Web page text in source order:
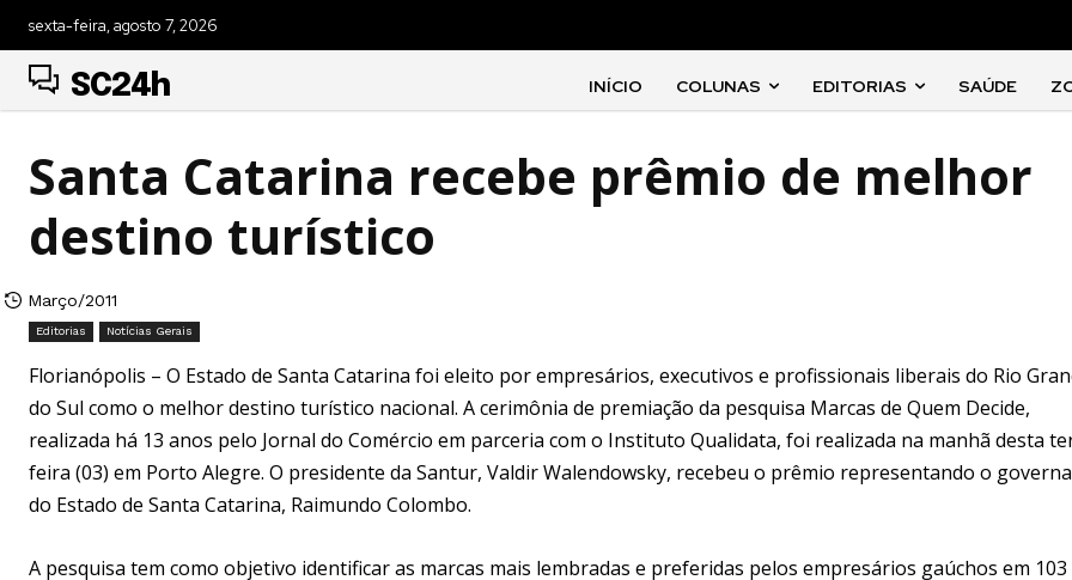
sexta-feira, agosto 7, 2026
SC24h INÍCIO COLUNAS EDITORIAS SAÚDE
Santa Catarina recebe prêmio de melhor
destino turístico
Março/2011
Editorias Notícias Gerais
Florianópolis – O Estado de Santa Catarina foi eleito por empresários, executivos e profissionais liberais do Rio
do Sul como o melhor destino turístico nacional. A cerimônia de premiação da pesquisa Marcas de Quem Decide,
realizada há 13 anos pelo Jornal do Comércio em parceria com o Instituto Qualidata, foi realizada na manhã desta
feira (03) em Porto Alegre. O presidente da Santur, Valdir Walendowsky, recebeu o prêmio representando o
do Estado de Santa Catarina, Raimundo Colombo.
A pesquisa tem como objetivo identificar as marcas mais lembradas e preferidas pelos empresários gaúchos em 103